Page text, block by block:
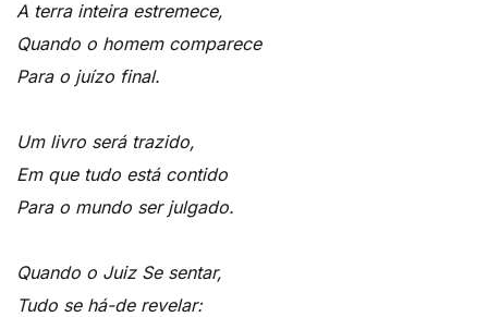
A terra inteira estremece,
Quando o homem comparece
Para o juízo final.
Um livro será trazido,
Em que tudo está contido
Para o mundo ser julgado.
Quando o Juiz Se sentar,
Tudo se há-de revelar: